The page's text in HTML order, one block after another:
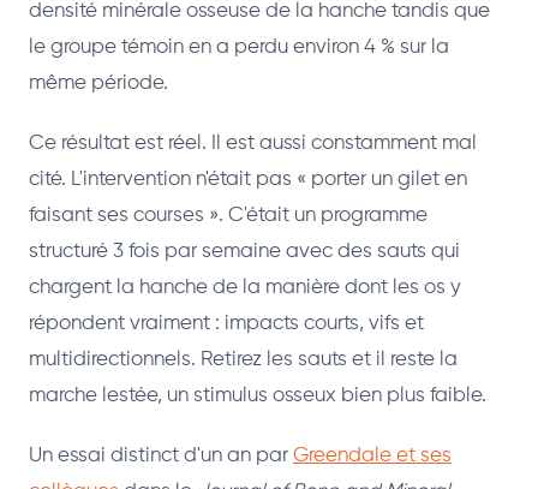
densité minérale osseuse de la hanche tandis que
le groupe témoin en a perdu environ 4 % sur la
même période.
Ce résultat est réel. Il est aussi constamment mal
cité. L'intervention n'était pas « porter un gilet en
faisant ses courses ». C'était un programme
structuré 3 fois par semaine avec des sauts qui
chargent la hanche de la manière dont les os y
répondent vraiment : impacts courts, vifs et
multidirectionnels. Retirez les sauts et il reste la
marche lestée, un stimulus osseux bien plus faible.
Un essai distinct d'un an par Greendale et ses